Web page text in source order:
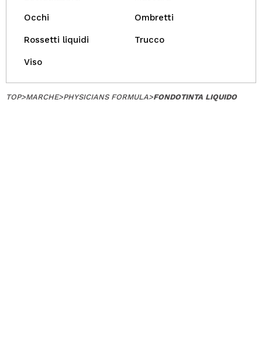
Occhi Ombretti
Rossetti liquidi Trucco
Viso
TOP>MARCHE>PHYSICIANS FORMULA>FONDOTINTA LIQUIDO